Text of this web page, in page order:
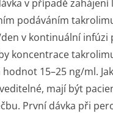
v případě zahájení
podáváním
v kontinuální infúzi
koncentrace
15–25 ng/ml.
mají být
První dávka při